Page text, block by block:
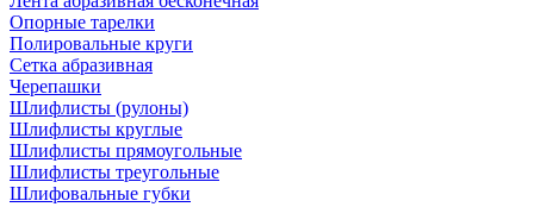
Опорные тарелки
Полировальные круги
Сетка абразивная
Черепашки
Шлифлисты (рулоны)
Шлифлисты круглые
Шлифлисты прямоугольные
Шлифлисты треугольные
Шлифовальные губки